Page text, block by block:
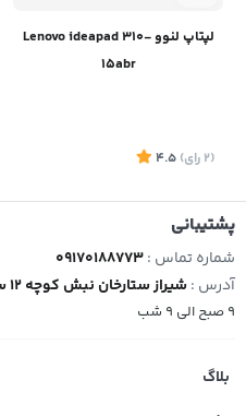
لپتاپ لنوو Lenovo ideapad 310-
15abr
موجود
(2 رای)
4.5
پشتیبانی
شماره تماس :09170188773
آدرس :شیراز ستارخان نبش کوچه 12 ساختمان کسما طبقه 1 واحد 1
9 صبح الی 9 شب
بلاگ